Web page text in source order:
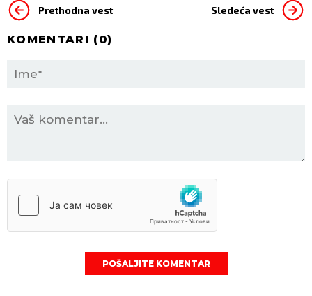
Prethodna vest Sledeća vest
KOMENTARI (0)
POŠALJITE KOMENTAR